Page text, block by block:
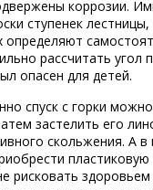
коррозии.
ступенек
определяют
рассчитать угол
опасен для детей.
спуск с горки
застелить его
скольжения. А в
рисковать здоровьем